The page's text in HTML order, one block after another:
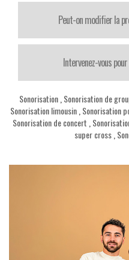
Peut-on modifier la
Intervenez-vous
Sonorisation, Sonorisation de
Sonorisation limousin, Sonorisation
Sonorisation de concert
super cross,